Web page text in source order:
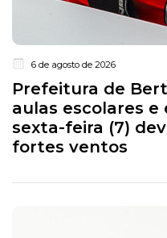
6 de agosto de 2026
Prefeitura de
aulas escolares
sexta-feira (7)
fortes ventos